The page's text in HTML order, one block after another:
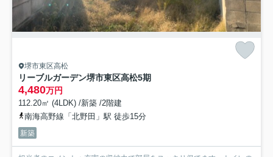
堺市東区高松
リーブルガーデン堺市東区高松5期
4,480万円
112.20㎡ (4LDK) /新築 /2階建
南海高野線「北野田」駅 徒歩15分
新築